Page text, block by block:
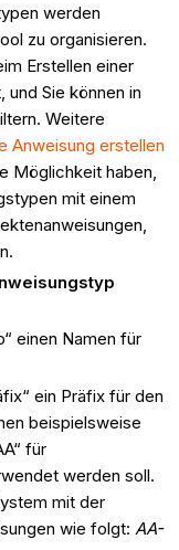
werden
zu organisieren.
Erstellen einer
und Sie können in
Weitere
Anweisung erstellen
Möglichkeit haben,
mit einem
einen Namen für
ein Präfix für den
beispielsweise
für
werden soll.
mit der
wie folgt: AA-